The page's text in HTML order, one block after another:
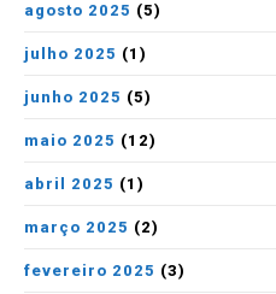
agosto 2025 (5)
julho 2025 (1)
junho 2025 (5)
maio 2025 (12)
abril 2025 (1)
março 2025 (2)
fevereiro 2025 (3)